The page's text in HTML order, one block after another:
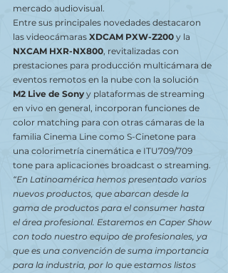
mercado audiovisual.
Entre sus principales novedades destacaron
las videocámaras XDCAM PXW-Z200 y la
NXCAM HXR-NX800, revitalizadas con
prestaciones para producción multicámara de
eventos remotos en la nube con la solución
M2 Live de Sony y plataformas de streaming
en vivo en general, incorporan funciones de
color matching para con otras cámaras de la
familia Cinema Line como S-Cinetone para
una colorimetría cinemática e ITU709/709
tone para aplicaciones broadcast o streaming.
“En Latinoamérica hemos presentado varios
nuevos productos, que abarcan desde la
gama de productos para el consumer hasta
el área profesional. Estaremos en Caper Show
con todo nuestro equipo de profesionales, ya
que es una convención de suma importancia
para la industria, por lo que estamos listos